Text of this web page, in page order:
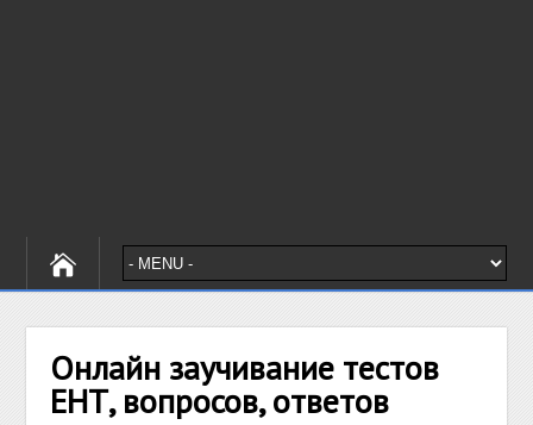
Онлайн заучивание тестов
ЕНТ, вопросов, ответов